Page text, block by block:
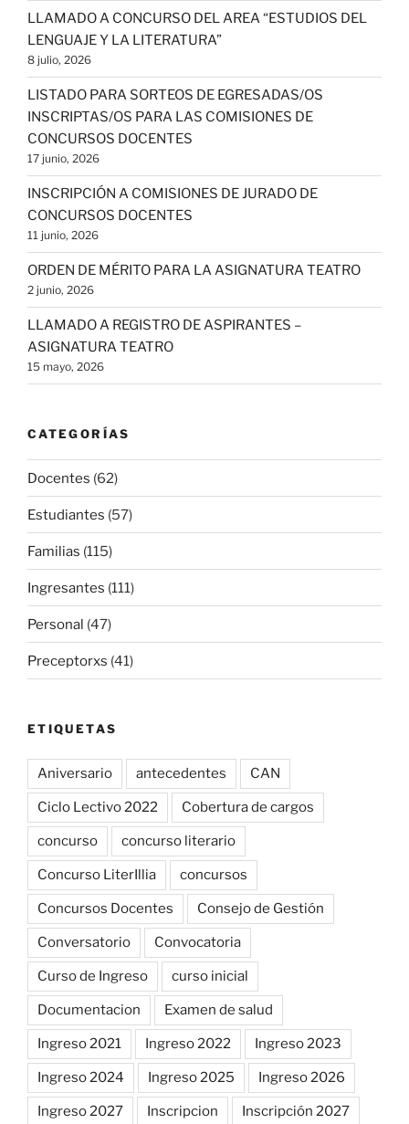
LLAMADO A CONCURSO DEL AREA “ESTUDIOS DEL
LENGUAJE Y LA LITERATURA”
8 julio, 2026
LISTADO PARA SORTEOS DE EGRESADAS/OS
INSCRIPTAS/OS PARA LAS COMISIONES DE
CONCURSOS DOCENTES
17 junio, 2026
INSCRIPCIÓN A COMISIONES DE JURADO DE
CONCURSOS DOCENTES
11 junio, 2026
ORDEN DE MÉRITO PARA LA ASIGNATURA TEATRO
2 junio, 2026
LLAMADO A REGISTRO DE ASPIRANTES –
ASIGNATURA TEATRO
15 mayo, 2026
CATEGORÍAS
Docentes (62)
Estudiantes (57)
Familias (115)
Ingresantes (111)
Personal (47)
Preceptorxs (41)
ETIQUETAS
Aniversario antecedentes CAN
Ciclo Lectivo 2022 Cobertura de cargos
concurso concurso literario
Concurso LiterIllia concursos
Concursos Docentes Consejo de Gestión
Conversatorio Convocatoria
Curso de Ingreso curso inicial
Documentacion Examen de salud
Ingreso 2021 Ingreso 2022 Ingreso 2023
Ingreso 2024 Ingreso 2025 Ingreso 2026
Ingreso 2027 Inscripcion Inscripción 2027